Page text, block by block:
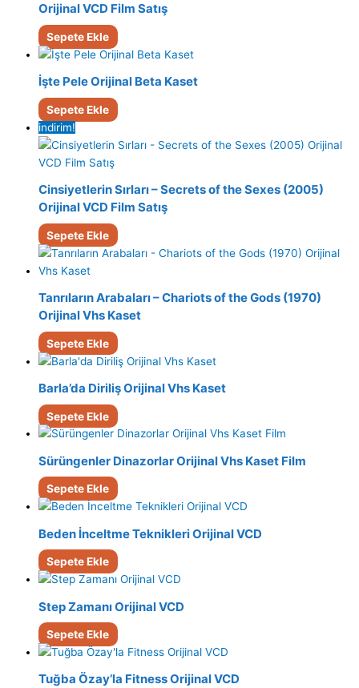
Orijinal VCD Film Satış
Sepete Ekle
İşte Pele Orijinal Beta Kaset
Sepete Ekle
indirim!
Cinsiyetlerin Sırları – Secrets of the Sexes (2005)
Orijinal VCD Film Satış
Sepete Ekle
Tanrıların Arabaları – Chariots of the Gods (1970)
Orijinal Vhs Kaset
Sepete Ekle
Barla’da Diriliş Orijinal Vhs Kaset
Sepete Ekle
Sürüngenler Dinazorlar Orijinal Vhs Kaset Film
Sepete Ekle
Beden İnceltme Teknikleri Orijinal VCD
Sepete Ekle
Step Zamanı Orijinal VCD
Sepete Ekle
Tuğba Özay’la Fitness Orijinal VCD